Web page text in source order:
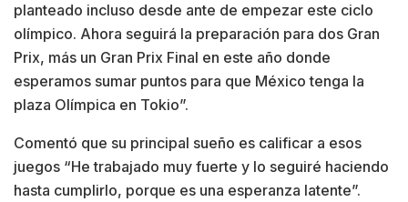
planteado incluso desde ante de empezar este ciclo
olímpico. Ahora seguirá la preparación para dos Gran
Prix, más un Gran Prix Final en este año donde
esperamos sumar puntos para que México tenga la
plaza Olímpica en Tokio”.
Comentó que su principal sueño es calificar a esos
juegos “He trabajado muy fuerte y lo seguiré haciendo
hasta cumplirlo, porque es una esperanza latente”.